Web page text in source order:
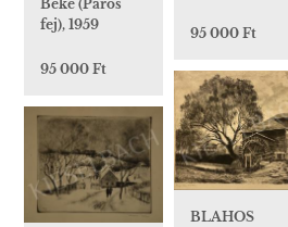
95 000 Ft
Béke (Páros
fej), 1959
95 000 Ft
BLAHOS